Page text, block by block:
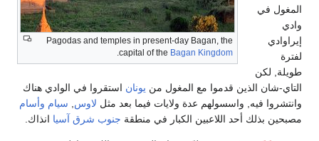
Pagodas and temples in present-day Bagan, the
capital of the Bagan Kingdom
.
المغول في
وادي
إيراوادي
لفترة
طويلة, لكن
التاي-شان الذين قدموا مع المغول من يونان استقروا في الوادي هناك
وانتشروا فيه, واسسولهم عدة ولايات فيما بعد مثل لاوس سيام وأسام
مصبحين بذلك أحد اللاعبين الكبار في منطقة جنوب شرق آسيا انذاك.